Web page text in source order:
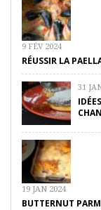
9 FÉV 2024
RÉUSSIR LA
31
19 JAN 2024
BUTTERNUT